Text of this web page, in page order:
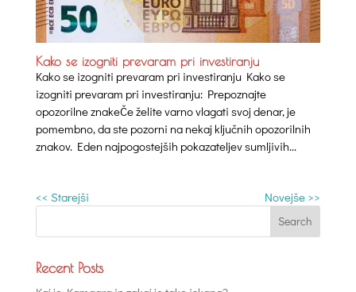
Kako se izogniti prevaram pri investiranju
Kako se izogniti prevaram pri investiranju Kako se
izogniti prevaram pri investiranju: Prepoznajte
opozorilne znakeČe želite varno vlagati svoj denar, je
pomembno, da ste pozorni na nekaj ključnih opozorilnih
znakov. Eden najpogostejših pokazateljev sumljivih...
<< Starejši Novejše >>
Recent Posts